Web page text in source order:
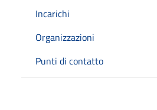
Incarichi
Organizzazioni
Punti di contatto